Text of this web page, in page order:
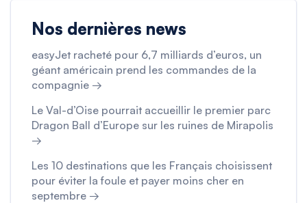
Nos dernières news
easyJet racheté pour 6,7 milliards d’euros, un
géant américain prend les commandes de la
compagnie →
Le Val-d’Oise pourrait accueillir le premier parc
Dragon Ball d’Europe sur les ruines de Mirapolis
→
Les 10 destinations que les Français choisissent
pour éviter la foule et payer moins cher en
septembre →